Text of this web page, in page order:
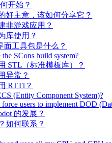
开始？
好主意，该如何分享它？
非游戏应用？
库使用？
面工具包是什么？
SCons build system?
STL（标准模板库）？
异常？
RTTI？
(Entity Component System)?
users to implement DOD
的发展？
如何联系？